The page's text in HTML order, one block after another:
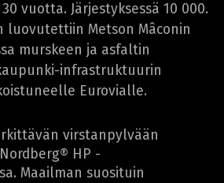
vuotta. Järjestyksessä 10 000.
luovutettiin Metson Mâconin
murskeen ja asfaltin
infrastruktuurin
Eurovialle.
virstanpylvään
HP -
Maailman suosituin